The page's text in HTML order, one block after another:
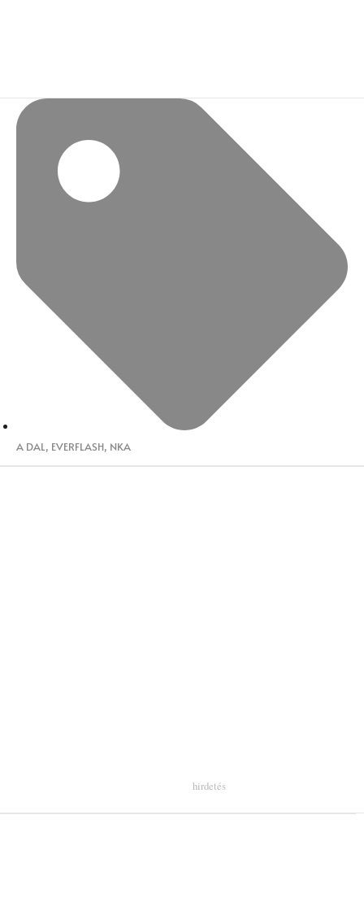
A DAL, EVERFLASH, NKA